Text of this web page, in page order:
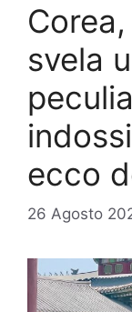
svela
ecco
26 Agosto